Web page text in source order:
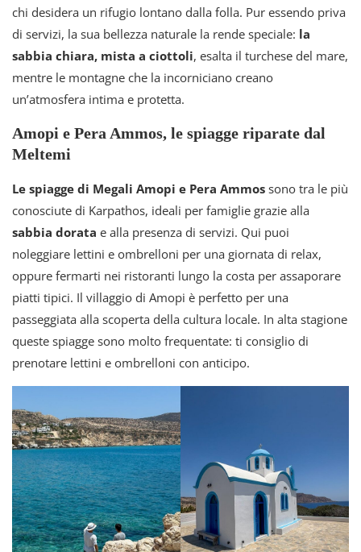
chi desidera un rifugio lontano dalla folla. Pur essendo priva
di servizi, la sua bellezza naturale la rende speciale: la
sabbia chiara, mista a ciottoli, esalta il turchese del mare,
mentre le montagne che la incorniciano creano
un’atmosfera intima e protetta.
Amopi e Pera Ammos, le spiagge riparate dal
Meltemi
Le spiagge di Megali Amopi e Pera Ammos sono tra le più
conosciute di Karpathos, ideali per famiglie grazie alla
sabbia dorata e alla presenza di servizi. Qui puoi
noleggiare lettini e ombrelloni per una giornata di relax,
oppure fermarti nei ristoranti lungo la costa per assaporare
piatti tipici. Il villaggio di Amopi è perfetto per una
passeggiata alla scoperta della cultura locale. In alta stagione
queste spiagge sono molto frequentate: ti consiglio di
prenotare lettini e ombrelloni con anticipo.